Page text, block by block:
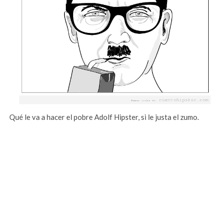
Qué le va a hacer el pobre Adolf Hipster, si le justa el zumo.